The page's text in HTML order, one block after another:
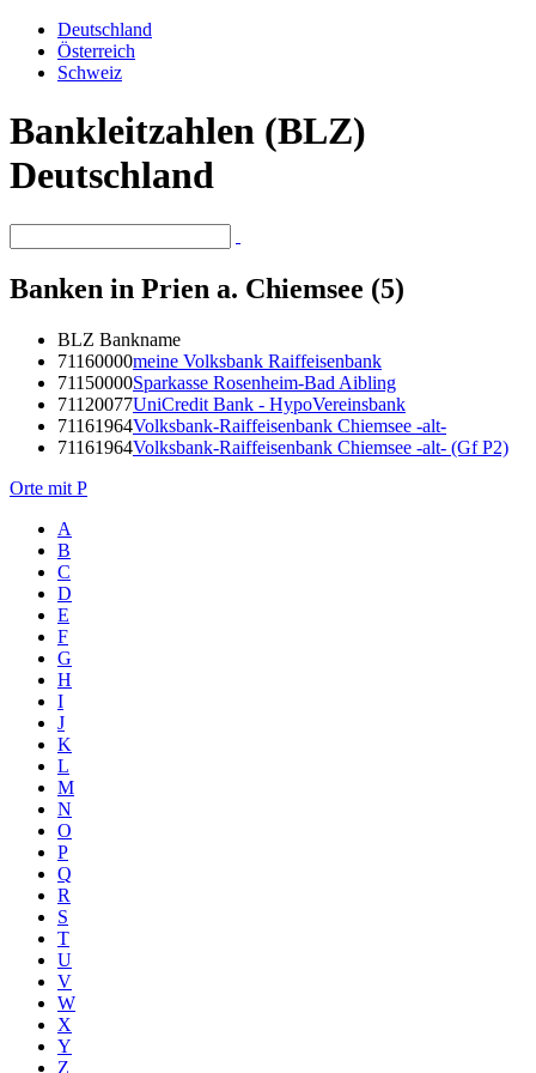
Deutschland
Österreich
Schweiz
Bankleitzahlen (BLZ)
Deutschland
Banken in Prien a. Chiemsee (5)
BLZ Bankname
71160000meine Volksbank Raiffeisenbank
71150000Sparkasse Rosenheim-Bad Aibling
71120077UniCredit Bank - HypoVereinsbank
71161964Volksbank-Raiffeisenbank Chiemsee -alt-
71161964Volksbank-Raiffeisenbank Chiemsee -alt- (Gf P2)
Orte mit P
A
B
C
D
E
F
G
H
I
J
K
L
M
N
O
P
Q
R
S
T
U
V
W
X
Y
Z